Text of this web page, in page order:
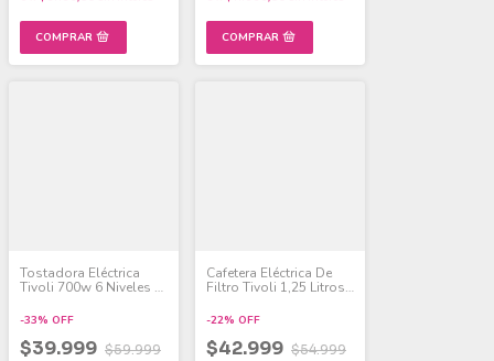
Tostadora Eléctrica
Tivoli 700w 6 Niveles -
-33% OFF
$39.999 $59.999
Cafetera Eléctrica De
Filtro Tivoli 1,25 Litros
-22% OFF
$42.999 $54.999